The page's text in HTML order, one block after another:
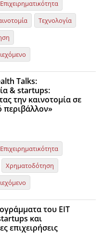
magazine
Επιχειρηματικότητα
Τεχνολογία
Talks:
& startups:
την καινοτομία σε
περιβάλλον»
Επιχειρηματικότητα
Χρηματοδότηση
του EIT
και
επιχειρήσεις